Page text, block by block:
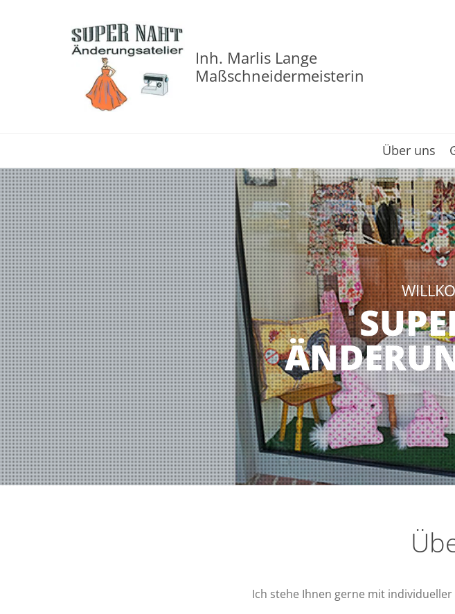
Inh. Marlis Lange
Maßschneidermeisterin
Über uns
Ich stehe Ihnen gerne mit